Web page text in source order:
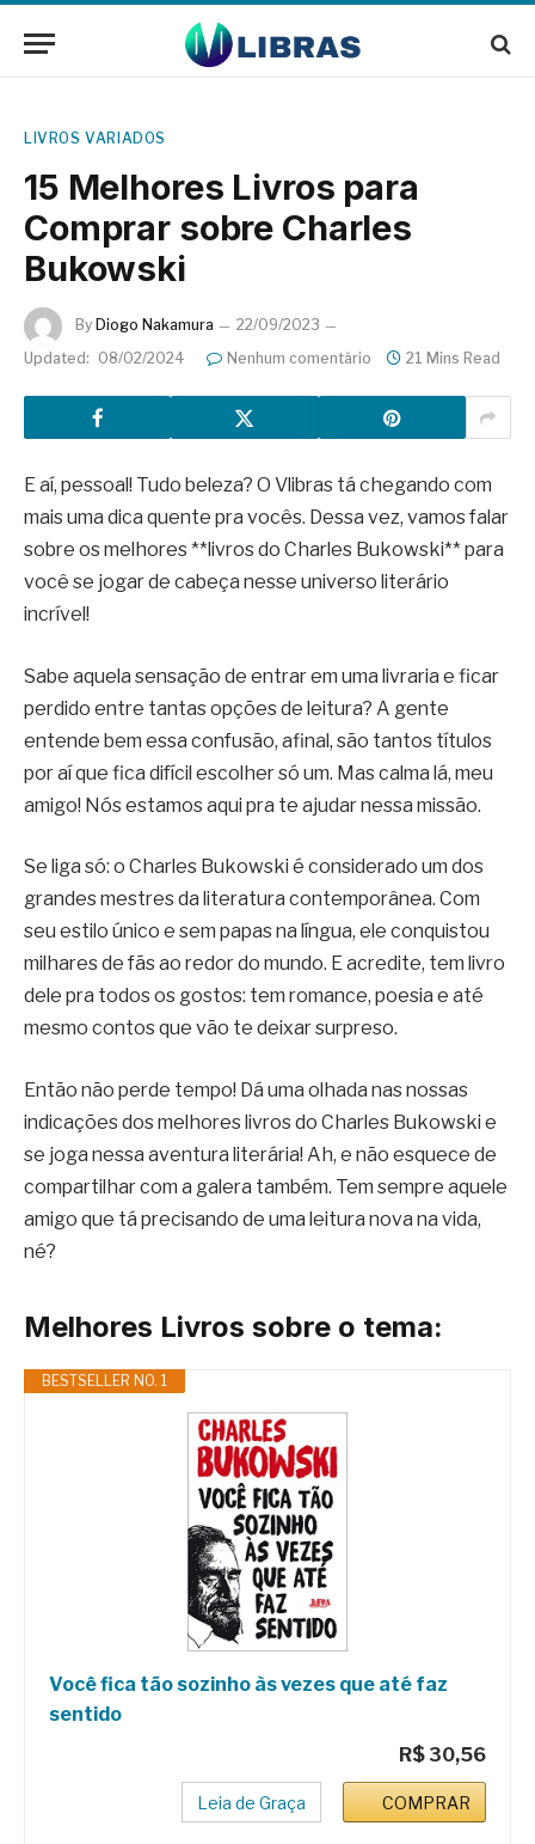
LIVROS VARIADOS
15 Melhores Livros para
Comprar sobre Charles
Bukowski
By Diogo Nakamura
22/09/2023
Updated: 08/02/2024 Nenhum comentário 21 Mins Read
E aí, pessoal! Tudo beleza? O Vlibras tá chegando com
mais uma dica quente pra vocês. Dessa vez, vamos falar
sobre os melhores **livros do Charles Bukowski** para
você se jogar de cabeça nesse universo literário
incrível!
Sabe aquela sensação de entrar em uma livraria e ficar
perdido entre tantas opções de leitura? A gente
entende bem essa confusão, afinal, são tantos títulos
por aí que fica difícil escolher só um. Mas calma lá, meu
amigo! Nós estamos aqui pra te ajudar nessa missão.
Se liga só: o Charles Bukowski é considerado um dos
grandes mestres da literatura contemporânea. Com
seu estilo único e sem papas na língua, ele conquistou
milhares de fãs ao redor do mundo. E acredite, tem livro
dele pra todos os gostos: tem romance, poesia e até
mesmo contos que vão te deixar surpreso.
Então não perde tempo! Dá uma olhada nas nossas
indicações dos melhores livros do Charles Bukowski e
se joga nessa aventura literária! Ah, e não esquece de
compartilhar com a galera também. Tem sempre aquele
amigo que tá precisando de uma leitura nova na vida,
né?
Melhores Livros sobre o tema:
BESTSELLER NO. 1
Você fica tão sozinho às vezes que até faz
sentido
R$ 30,56
Leia de Graça COMPRAR